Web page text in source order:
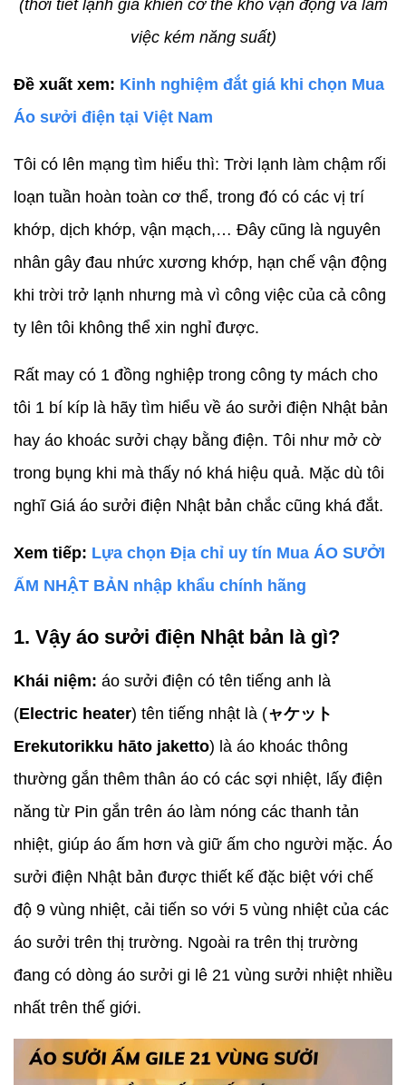
(thời tiết lạnh giá khiến cơ thể khó vận động và làm
việc kém năng suất)
Đề xuất xem: Kinh nghiệm đắt giá khi chọn Mua
Áo sưởi điện tại Việt Nam
Tôi có lên mạng tìm hiểu thì: Trời lạnh làm chậm rối
loạn tuần hoàn toàn cơ thể, trong đó có các vị trí
khớp, dịch khớp, vận mạch,… Đây cũng là nguyên
nhân gây đau nhức xương khớp, hạn chế vận động
khi trời trở lạnh nhưng mà vì công việc của cả công
ty lên tôi không thể xin nghỉ được.
Rất may có 1 đồng nghiệp trong công ty mách cho
tôi 1 bí kíp là hãy tìm hiểu về áo sưởi điện Nhật bản
hay áo khoác sưởi chạy bằng điện. Tôi như mở cờ
trong bụng khi mà thấy nó khá hiệu quả. Mặc dù tôi
nghĩ Giá áo sưởi điện Nhật bản chắc cũng khá đắt.
Xem tiếp: Lựa chọn Địa chỉ uy tín Mua ÁO SƯỞI
ẤM NHẬT BẢN nhập khẩu chính hãng
1. Vậy áo sưởi điện Nhật bản là gì?
Khái niệm: áo sưởi điện có tên tiếng anh là
(Electric heater) tên tiếng nhật là (ャケット
Erekutorikku hāto jaketto) là áo khoác thông
thường gắn thêm thân áo có các sợi nhiệt, lấy điện
năng từ Pin gắn trên áo làm nóng các thanh tản
nhiệt, giúp áo ấm hơn và giữ ấm cho người mặc. Áo
sưởi điện Nhật bản được thiết kế đặc biệt với chế
độ 9 vùng nhiệt, cải tiến so với 5 vùng nhiệt của các
áo sưởi trên thị trường. Ngoài ra trên thị trường
đang có dòng áo sưởi gi lê 21 vùng sưởi nhiệt nhiều
nhất trên thế giới.